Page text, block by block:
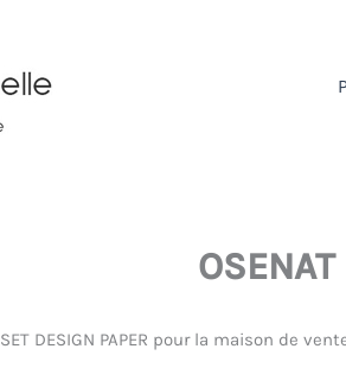
OSENAT
SET DESIGN PAPER pour la maison de